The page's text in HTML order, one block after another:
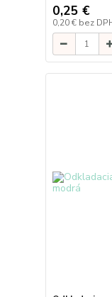
0,25 €
0,20 € bez